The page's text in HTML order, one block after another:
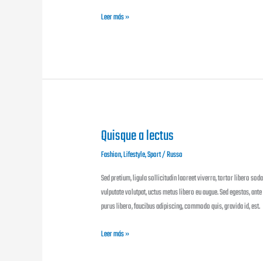
Leer más »
Quisque a lectus
Fashion,Lifestyle,Sport/Russo
Sed pretium, ligula sollicitudin laoreet viverra, tortor libero
vulputate volutpat, uctus metus libero eu augue. Sed egestas,
purus libero, faucibus adipiscing, commodo quis, gravida id, est.
Quisque
lectus
Leer más »